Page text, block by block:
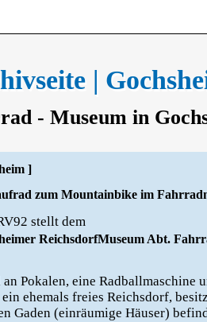
|
- Museum in
]
zum Mountainbike im
stellt dem
ReichsdorfMuseum Abt.
Pokalen, eine Radballmaschine
ehemals freies Reichsdorf,
Gaden (einräumige Häuser)